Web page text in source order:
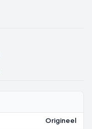
Origineel